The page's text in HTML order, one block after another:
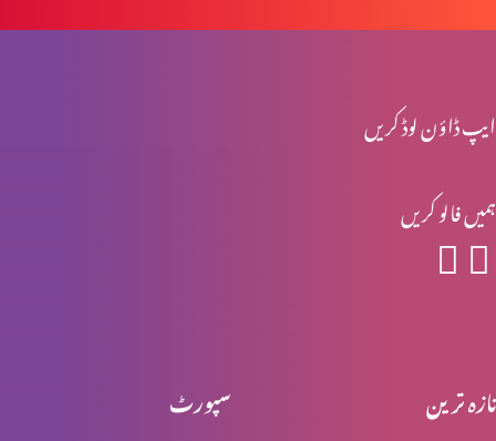
ایپ ڈاؤن لوڈ کریں
ہمیں فالو کریں
سپورٹ تازہ ترین